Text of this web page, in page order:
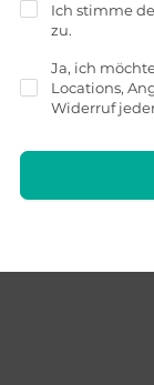
Ich stimme
zu.
Ja, ich
Locations,
Widerruf